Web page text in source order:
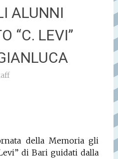
ALUNNI
“C. LEVI”
della Memoria gli
di Bari guidati dalla